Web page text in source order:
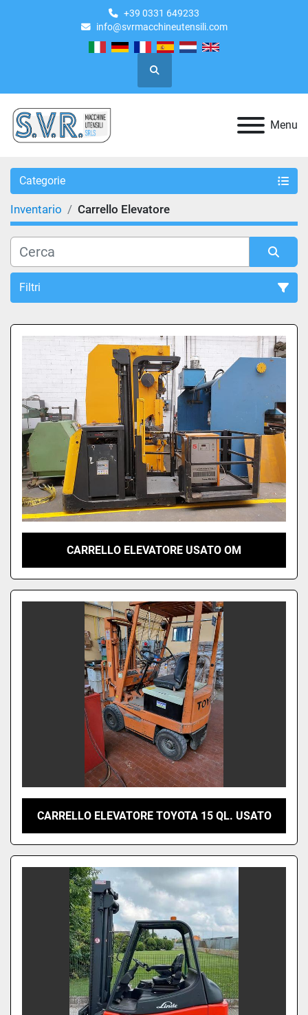
+39 0331 649233
info@svrmacchineutensili.com
Cerca
Menu
Categorie
Inventario Carrello Elevatore
Filtri
Ordina per
CARRELLO ELEVATORE USATO OM
CARRELLO ELEVATORE TOYOTA 15 QL. USATO